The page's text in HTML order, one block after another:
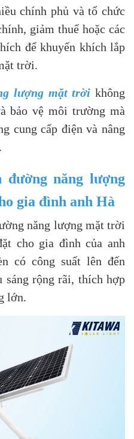
chính phủ và tổ chức
giảm thuế hoặc các
để khuyến khích lắp
trời.
lượng mặt trời không
bảo vệ môi trường mà
cung cấp điện và nâng
năng lượng
gia đình anh Hà
năng lượng mặt trời
cho gia đình của anh
có công suất lên đến
sáng rộng rãi, thích hợp
lớn.